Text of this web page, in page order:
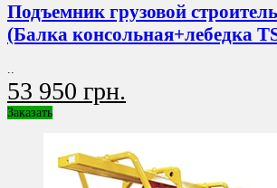
Подъемник грузовой
(Балка консольная+лебедка
53 950 грн.
Заказать